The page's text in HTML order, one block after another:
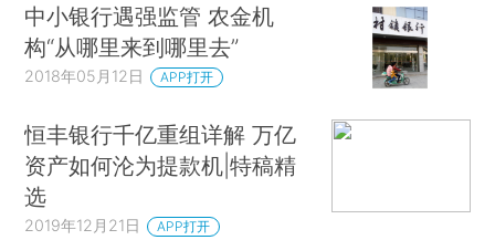
中小银行遇强监管 农金机
构“从哪里来到哪里去”
2018年05月12日 APP打开
恒丰银行千亿重组详解 万亿
资产如何沦为提款机|特稿精
选
2019年12月21日 APP打开